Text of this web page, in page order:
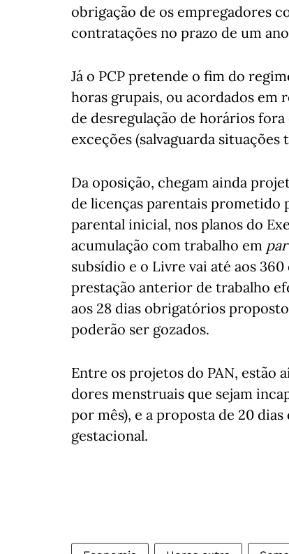
obrigação de os empregadores
contratações no prazo de um
Já o PCP pretende o fim do
horas grupais, ou acordados em
de desregulação de horários
exceções (salvaguarda
Da oposição, chegam ainda
de licenças parentais prometido
parental inicial, nos planos do
acumulação com trabalho em
subsídio e o Livre vai até aos
prestação anterior de trabalho
aos 28 dias obrigatórios
poderão ser gozados.
Entre os projetos do PAN, estão
dores menstruais que sejam
por mês), e a proposta de 20
gestacional.